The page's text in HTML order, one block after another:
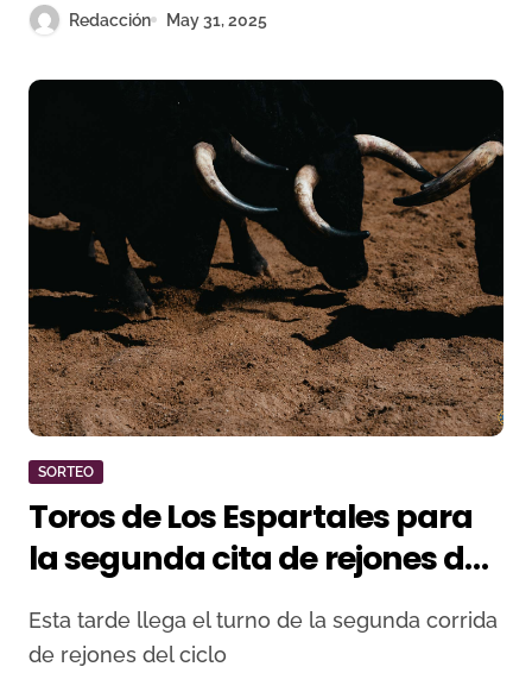
Redacción May 31, 2025
SORTEO
Toros de Los Espartales para
la segunda cita de rejones de
San Isidro
Esta tarde llega el turno de la segunda corrida
de rejones del ciclo